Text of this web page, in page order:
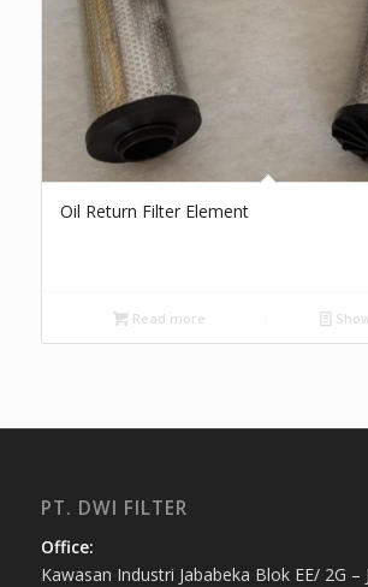
Oil Return Filter Element
Read more
PT. DWI FILTER
Office:
Kawasan Industri Jababeka Blok EE/ 2G –